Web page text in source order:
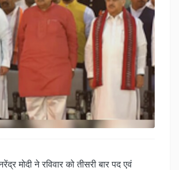
मोदी ने रविवार को तीसरी बार पद एवं